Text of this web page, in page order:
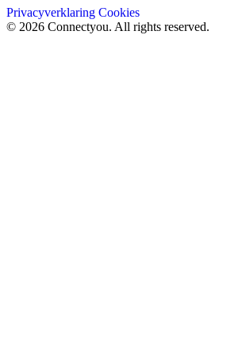
Privacyverklaring Cookies
© 2026 Connectyou. All rights reserved.